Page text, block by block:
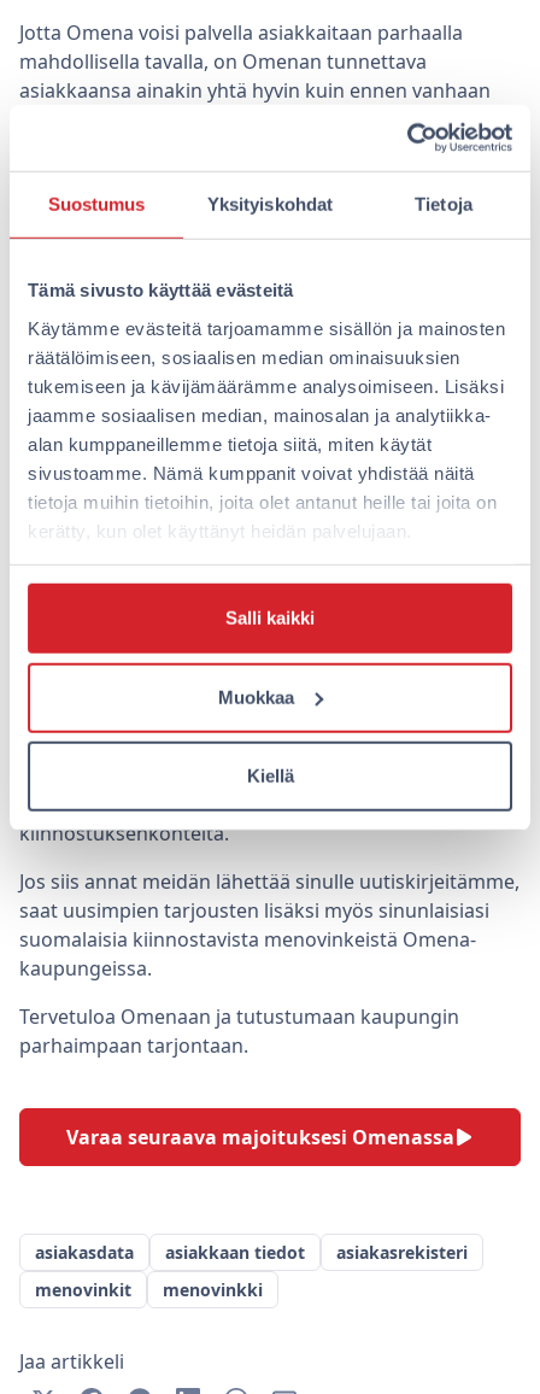
Suostumus Yksityiskohdat Tietoja
Tämä sivusto käyttää evästeitä
Käytämme evästeitä tarjoamamme sisällön ja mainosten
räätälöimiseen, sosiaalisen median ominaisuuksien
tukemiseen ja kävijämäärämme analysoimiseen. Lisäksi
jaamme sosiaalisen median, mainosalan ja analytiikka-
alan kumppaneillemme tietoja siitä, miten käytät
sivustoamme. Nämä kumppanit voivat yhdistää näitä
tietoja muihin tietoihin, joita olet antanut heille tai joita on
kerätty, kun olet käyttänyt heidän palvelujaan.
Salli kaikki
Muokkaa
Kiellä
Jotta Omena voisi palvella asiakkaitaan parhaalla
mahdollisella tavalla, on Omenan tunnettava
asiakkaansa ainakin yhtä hyvin kuin ennen vanhaan
majatalon pitäjät. Siksi Omena-hotellit kerääkin
nettisivuillaan evästetietoa, jonka perusteella saamme
paremman käsityksen asiakkaidemme kiinnostuksen
kohteista, eli esim. siitä, mitä asiakkaamme haluaisivat
tehdä kaupunkilomillaan. Evästetietojen avulla me
ravintoloista, harrastusmahdollisuuksista tai
nähtävyyksistä vai vaan viettämään aikaa tv:n äärella.
Näiden tietojen perusteella voimme kehittää
palvelukokonaisuuksia, joiden avulla asiakkaat saavat
enemmän irti lomistaan ja työmatkoistaan.
Näitä kiinnostuksenkohdetietoja kutsutaan
segmenttitiedoiksi ja niiden avulla kohdennamme
asiakkaillemme mainontaa ja suoramarkkinointia. Kun
tunnistamme, että joku asiakasryhmä (johon kuuluu
vähintään useita tuhansia henkilöitä) on kiinnostunut
suunnatuissa uutiskirjeissä esim. musiikkiin liittyviä
menovinkkejä. Kun taas lapsiperheelliseksi
tunnistetulle ryhmälle voidaan kertoa eläintarhoista ja
yksittäisille asiakkaille kohdennettuja viestejä tai
tarjouksia, vaan asiakkaat kuuluvat aina suureen
ryhmään, jolla on samankaltaisia
kiinnostuksenkohteita.
Jos siis annat meidän lähettää sinulle uutiskirjeitämme,
saat uusimpien tarjousten lisäksi myös sinunlaisiasi
suomalaisia kiinnostavista menovinkeistä Omena-
kaupungeissa.
Tervetuloa Omenaan ja tutustumaan kaupungin
parhaimpaan tarjontaan.
Varaa seuraava majoituksesi Omenassa
asiakasdata asiakkaan tiedot
asiakasrekisteri
menovinkit
menovinkki
Jaa artikkeli